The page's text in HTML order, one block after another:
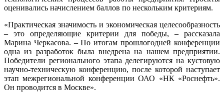
оценивались начислением баллов по нескольким критериям.
«Практическая значимость и экономическая целесообразность
– это определяющие критерии для победы, – рассказала
Марина Черкасова. – По итогам прошлогодней конференции
одна из разработок была внедрена на нашем предприятии.
Победители регионального этапа делегируются на кустовую
научно-техническую конференцию, после которой наступает
этап межрегиональной конференции ОАО «НК «Роснефть».
Он проводится в Москве».